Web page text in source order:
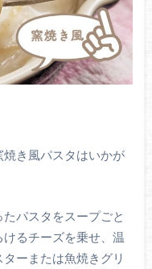
き風パスタはいかが
パスタをスープごと
るチーズを乗せ、温
ーまたは魚焼きグリ